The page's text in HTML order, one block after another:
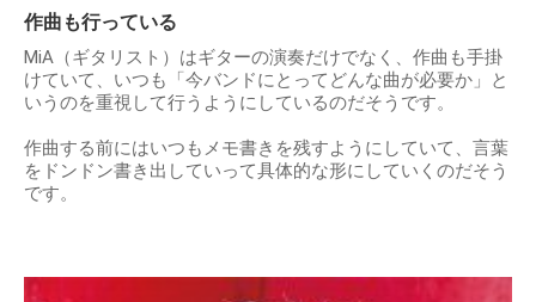
作曲も行っている
MiA（ギタリスト）はギターの演奏だけでなく、作曲も手掛
けていて、いつも「今バンドにとってどんな曲が必要か」と
いうのを重視して行うようにしているのだそうです。
作曲する前にはいつもメモ書きを残すようにしていて、言葉
をドンドン書き出していって具体的な形にしていくのだそう
です。